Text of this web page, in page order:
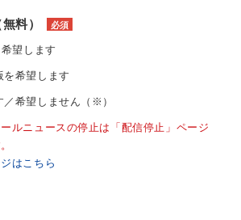
料） 必須
望します
を希望します
／希望しません（※）
ルニュースの停止は「配信停止」ページ
はこちら